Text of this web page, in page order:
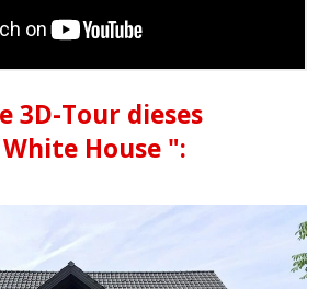
3D-Tour dieses
House ":